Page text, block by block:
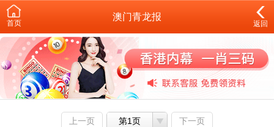
首页
澳门青龙报
返回
上一页 第1页 下一页